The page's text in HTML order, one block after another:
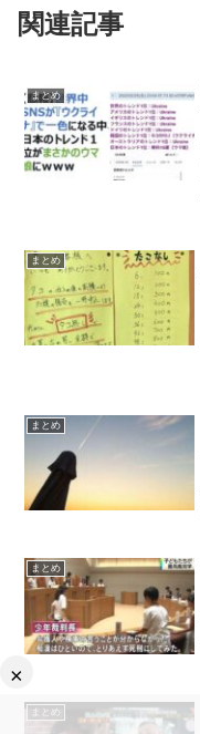
×
関連記事
まとめ
まとめ
まとめ
まとめ
まとめ